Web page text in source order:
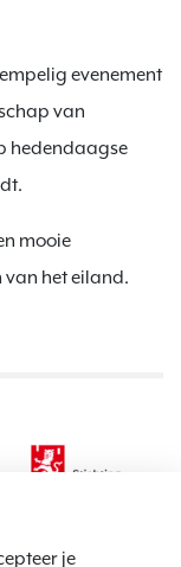
je
evenement
van
hedendaagse
mooie
het eiland.